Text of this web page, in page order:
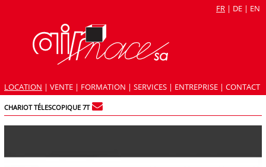
FR | DE | EN
LOCATION | VENTE | FORMATION | SERVICES | ENTREPRISE | CONTACT
CHARIOT TÉLESCOPIQUE 7T